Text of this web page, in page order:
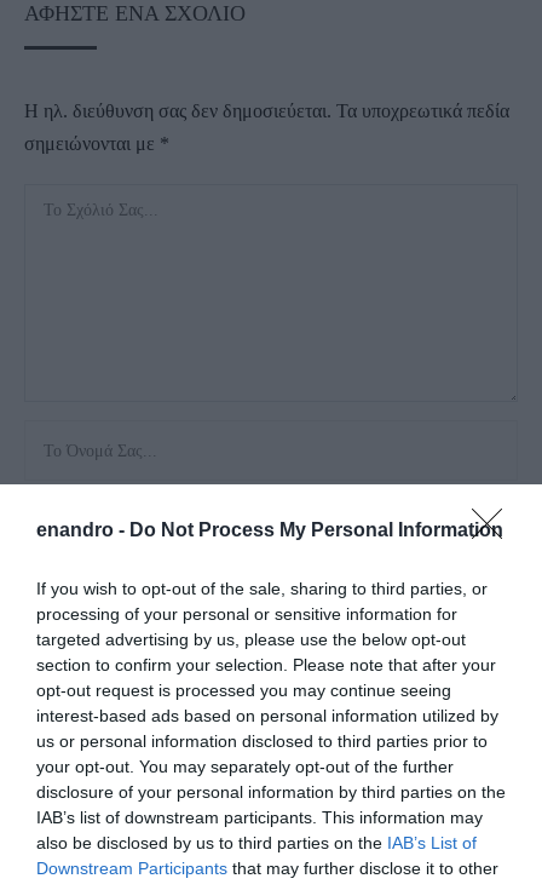
enandro - Do Not Process My Personal Information
If you wish to opt-out of the sale, sharing to third parties, or
processing of your personal or sensitive information for
targeted advertising by us, please use the below opt-out
section to confirm your selection. Please note that after your
opt-out request is processed you may continue seeing
interest-based ads based on personal information utilized by
us or personal information disclosed to third parties prior to
your opt-out. You may separately opt-out of the further
disclosure of your personal information by third parties on the
IAB’s list of downstream participants. This information may
also be disclosed by us to third parties on the IAB’s List of
Downstream Participants that may further disclose it to other
ΑΦΉΣΤΕ ΈΝΑ ΣΧΌΛΙΟ
Η ηλ. διεύθυνση σας δεν δημοσιεύεται. Τα υποχρεωτικά πεδία
σημειώνονται με *
Αποθήκευσε το όνομά μου, email, και τον ιστότοπο μου σε
αυτόν τον πλοηγό για την επόμενη φορά που θα σχολιάσω.